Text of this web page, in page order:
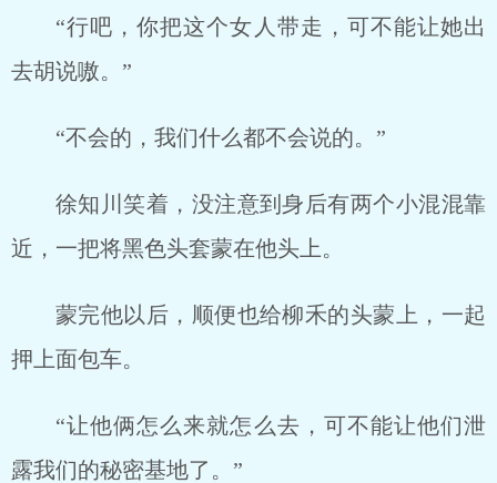
“行吧，你把这个女人带走，可不能让她出
去胡说嗷。”
“不会的，我们什么都不会说的。”
徐知川笑着，没注意到身后有两个小混混靠
近，一把将黑色头套蒙在他头上。
蒙完他以后，顺便也给柳禾的头蒙上，一起
押上面包车。
“让他俩怎么来就怎么去，可不能让他们泄
露我们的秘密基地了。”